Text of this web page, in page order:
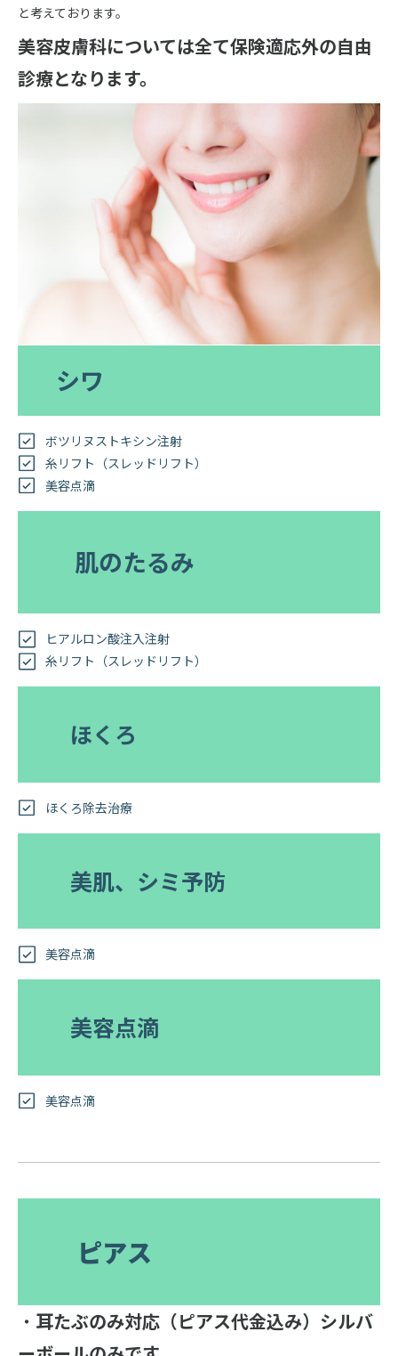
と考えております。
美容皮膚科については全て保険適応外の自由
診療となります。
シワ
ボツリヌストキシン注射
糸リフト（スレッドリフト）
美容点滴
肌のたるみ
ヒアルロン酸注入注射
糸リフト（スレッドリフト）
ほくろ
ほくろ除去治療
美肌、シミ予防
美容点滴
美容点滴
美容点滴
ピアス
・ 耳たぶのみ対応（ピアス代金込み）シルバ